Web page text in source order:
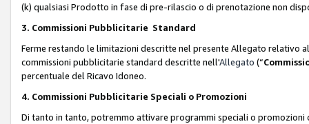
(k) qualsiasi Prodotto in fase di pre-rilascio o di prenotazione non
3. Commissioni Pubblicitarie Standard
Ferme restando le limitazioni descritte nel presente Allegato relativo
commissioni pubblicitarie standard descritte nell'Allegato (“
percentuale del Ricavo Idoneo.
4. Commissioni Pubblicitarie Speciali o Promozioni
Di tanto in tanto, potremmo attivare programmi speciali o